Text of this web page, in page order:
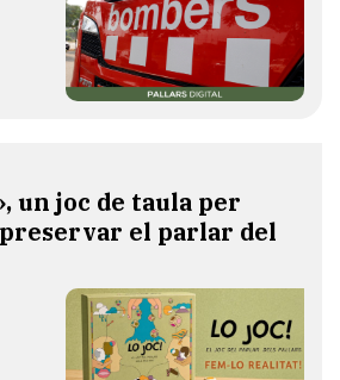
un joc de taula per
el parlar del